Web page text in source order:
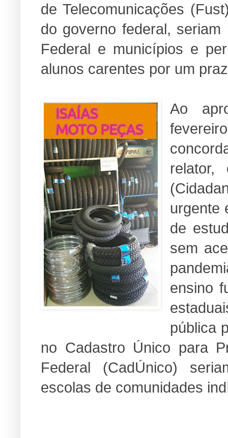
de Telecomunicações
do governo federal,
Federal e municípios e
alunos carentes por um
Ao
relator,
urgente
de
sem
ensino
pública
no Cadastro Único para
Federal (CadÚnico)
escolas de comunidades